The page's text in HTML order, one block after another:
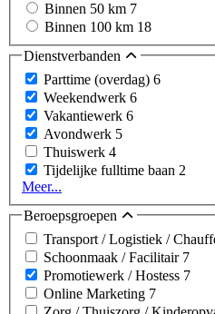
Binnen 50 km 7
Binnen 100 km 18
Dienstverbanden
Parttime (overdag) 6
Weekendwerk 6
Vakantiewerk 6
Avondwerk 5
Thuiswerk 4
Tijdelijke fulltime baan 2
Meer...
Beroepsgroepen
Transport / Logistiek /
Schoonmaak / Facilitair 7
Promotiewerk / Hostess 7
Online Marketing 7